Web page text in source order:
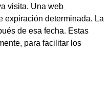
visita. Una web
expiración determinada. La
de esa fecha. Estas
para facilitar los